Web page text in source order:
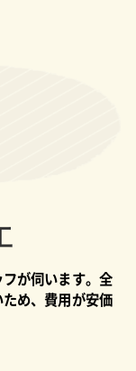
が伺います。全
め、費用が安価